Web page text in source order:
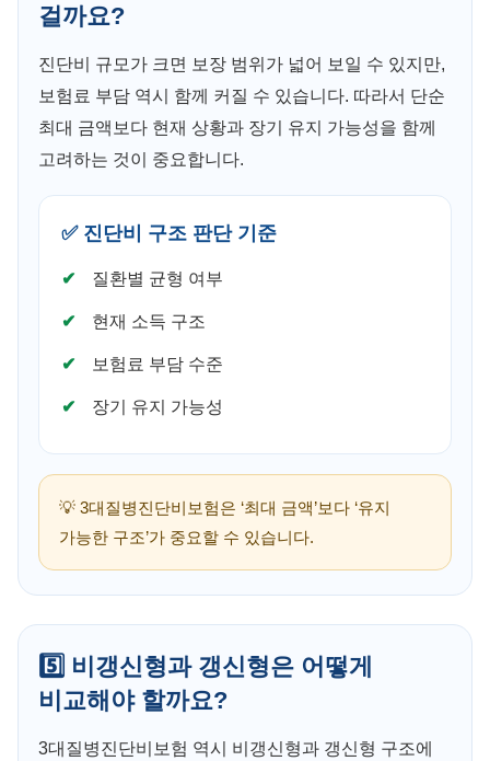
걸까요?
진단비 규모가 크면 보장 범위가 넓어 보일 수 있지만,
보험료 부담 역시 함께 커질 수 있습니다. 따라서 단순
최대 금액보다 현재 상황과 장기 유지 가능성을 함께
고려하는 것이 중요합니다.
✅ 진단비 구조 판단 기준
질환별 균형 여부
현재 소득 구조
보험료 부담 수준
장기 유지 가능성
💡 3대질병진단비보험은 ‘최대 금액’보다 ‘유지
가능한 구조’가 중요할 수 있습니다.
5️⃣ 비갱신형과 갱신형은 어떻게
비교해야 할까요?
3대질병진단비보험 역시 비갱신형과 갱신형 구조에